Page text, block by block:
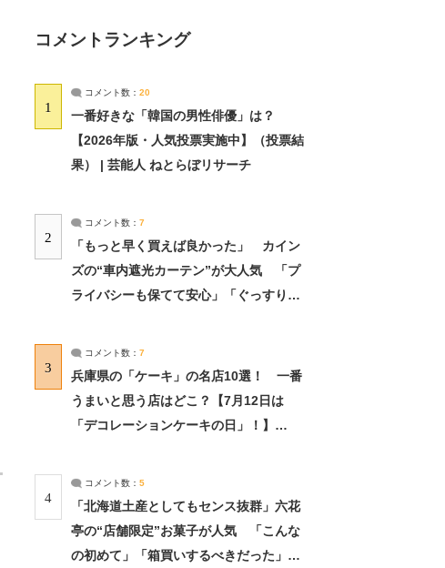
コメントランキング
1
コメント数： 20
一番好きな「韓国の男性俳優」は？
【2026年版・人気投票実施中】（投票結
果） | 芸能人 ねとらぼリサーチ
2
コメント数： 7
「もっと早く買えば良かった」 カイン
ズの“車内遮光カーテン”が大人気 「プ
ライバシーも保てて安心」「ぐっすり眠
3
コメント数： 7
兵庫県の「ケーキ」の名店10選！ 一番
うまいと思う店はどこ？【7月12日は
「デコレーションケーキの日」！】
4
コメント数： 5
「北海道土産としてもセンス抜群」六花
亭の“店舗限定”お菓子が人気 「こんな
の初めて」「箱買いするべきだった」